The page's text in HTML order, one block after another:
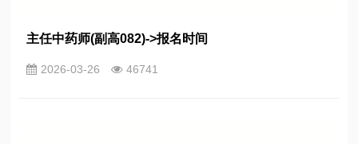
主任中药师(副高082)->报名时间
2026-03-26 46741